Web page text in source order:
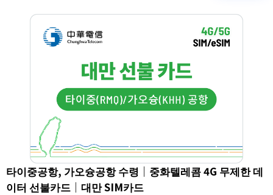
타이중공항, 가오슝공항 수령｜중화텔레콤 4G 무제한 데
이터 선불카드｜대만 SIM카드